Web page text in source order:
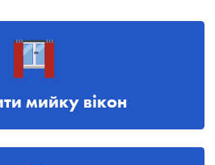
мийку вікон